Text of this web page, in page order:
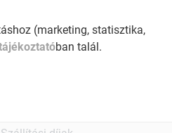
(marketing, statisztika,
ban talál.